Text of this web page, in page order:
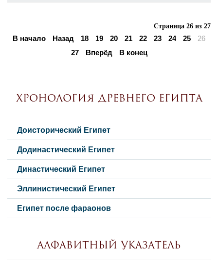
Страница 26 из 27
В начало Назад 18 19 20 21 22 23 24 25
26
27
Вперёд В конец
Хронология Древнего Египта
Доисторический Египет
Додинастический Египет
Династический Египет
Эллинистический Египет
Египет после фараонов
Алфавитный указатель